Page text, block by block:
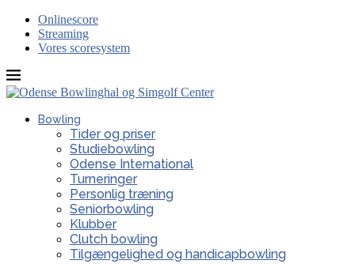
Onlinescore
Streaming
Vores scoresystem
Bowling
Tider og priser
Studiebowling
Odense International
Turneringer
Personlig træning
Seniorbowling
Klubber
Clutch bowling
Tilgængelighed og handicapbowling